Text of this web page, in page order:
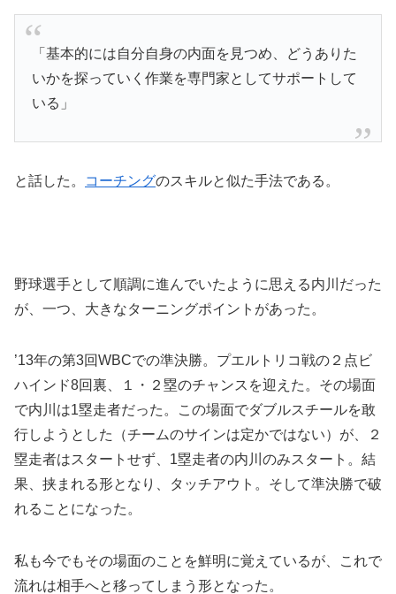
「基本的には自分自身の内面を見つめ、どうありた
いかを探っていく作業を専門家としてサポートして
いる」
と話した。 コーチングのスキルと似た手法である。
野球選手として順調に進んでいたように思える内川だった
が、一つ、大きなターニングポイントがあった。
’13年の第3回WBCでの準決勝。プエルトリコ戦の２点ビ
ハインド8回裏、１・２塁のチャンスを迎えた。その場面
で内川は1塁走者だった。この場面でダブルスチールを敢
行しようとした（チームのサインは定かではない）が、２
塁走者はスタートせず、1塁走者の内川のみスタート。結
果、挟まれる形となり、タッチアウト。そして準決勝で破
れることになった。
私も今でもその場面のことを鮮明に覚えているが、これで
流れは相手へと移ってしまう形となった。